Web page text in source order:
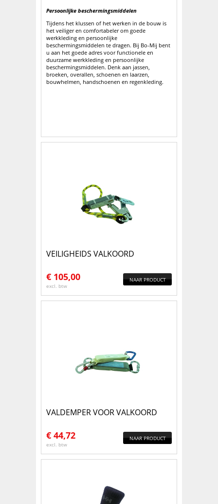
Persoonlijke beschermingsmiddelen
Tijdens het klussen of het werken in de bouw is
het veiliger en comfortabeler om goede
werkkleding en persoonlijke
beschermingsmiddelen te dragen. Bij Bo-Mij bent
u aan het goede adres voor functionele en
duurzame werkkleding en persoonlijke
beschermingsmiddelen. Denk aan jassen,
broeken, overallen, schoenen en laarzen,
bouwhelmen, handschoenen en regenkleding.
VEILIGHEIDS VALKOORD
€ 105,00
excl. btw
NAAR PRODUCT
VALDEMPER VOOR VALKOORD
€ 44,72
excl. btw
NAAR PRODUCT